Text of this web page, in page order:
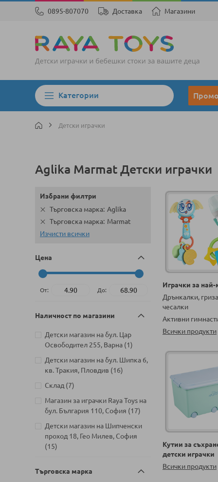
0895-807070 Доставка Магазини
Категории
Детски играчки
Aglika Marmat Детски играчки
Играчки за
Дрънкалки,
чесалки
Активни
Всички продукти
Кутии за
детски играчки
Всички продукти
Избрани филтри
Търговска марка Aglika
Търговска марка Marmat
Изчисти всички
Цена
От: До:
Наличност по магазини
Детски магазин на бул. Цар
Освободител 255, Варна 1
артикул
Детски магазин на бул. Шипка 6,
кв. Тракия, Пловдив
16
артикули
Склад
7
артикули
Магазин за играчки Raya Toys на
бул. България 110, София
17
артикули
Детски магазин на Шипченски
проход 18, Гео Милев, София
15
артикули
връх 26, София
Търговска марка